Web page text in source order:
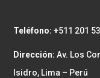
Teléfono: +511 201
Dirección:Av. Los
Isidro, Lima – Perú